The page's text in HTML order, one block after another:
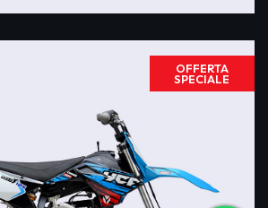
OFFERTA
SPECIALE